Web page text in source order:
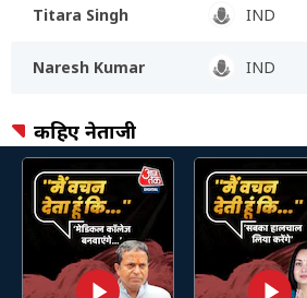
Titara Singh IND
Naresh Kumar IND
कहिए नेताजी